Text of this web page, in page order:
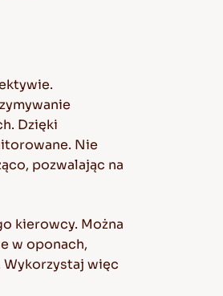
Dzięki
Nie
pozwalając na
kierowcy. Można
w oponach,
Wykorzystaj więc